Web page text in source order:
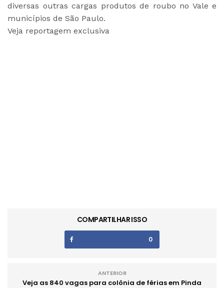
diversas outras cargas produtos de roubo no Vale e
municípios de São Paulo.
Veja reportagem exclusiva
COMPARTILHAR ISSO
0
ANTERIOR
Veja as 840 vagas para colônia de férias em Pinda